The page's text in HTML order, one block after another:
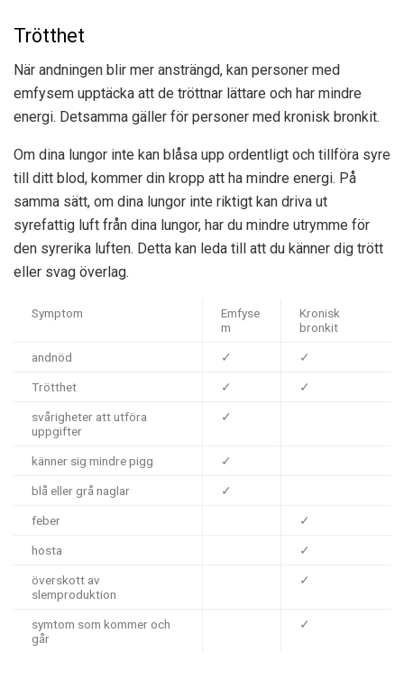
Trötthet
När andningen blir mer ansträngd, kan personer med
emfysem upptäcka att de tröttnar lättare och har mindre
energi. Detsamma gäller för personer med kronisk bronkit.
Om dina lungor inte kan blåsa upp ordentligt och tillföra syre
till ditt blod, kommer din kropp att ha mindre energi. På
samma sätt, om dina lungor inte riktigt kan driva ut
syrefattig luft från dina lungor, har du mindre utrymme för
den syrerika luften. Detta kan leda till att du känner dig trött
eller svag överlag.
Symptom
Emfyse
m
Kronisk
bronkit
andnöd ✓ ✓
Trötthet ✓ ✓
svårigheter att utföra
uppgifter
✓
känner sig mindre pigg ✓
blå eller grå naglar ✓
feber ✓
hosta ✓
överskott av
slemproduktion
✓
symtom som kommer och
går
✓